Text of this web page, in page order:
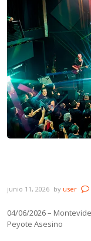
junio 11, 2026 by user
04/06/2026 –
Peyote Asesino